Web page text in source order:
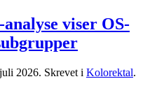
viser OS-
2026. Skrevet i Kolorektal.